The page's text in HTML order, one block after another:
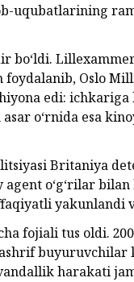
uqubatlarining
bo‘ldi.
Oslo
edi:
o‘rnida esa
Britaniya
o‘g‘rilar
yakunlandi
fojiali tus oldi.
buyuruvchilar
harakati